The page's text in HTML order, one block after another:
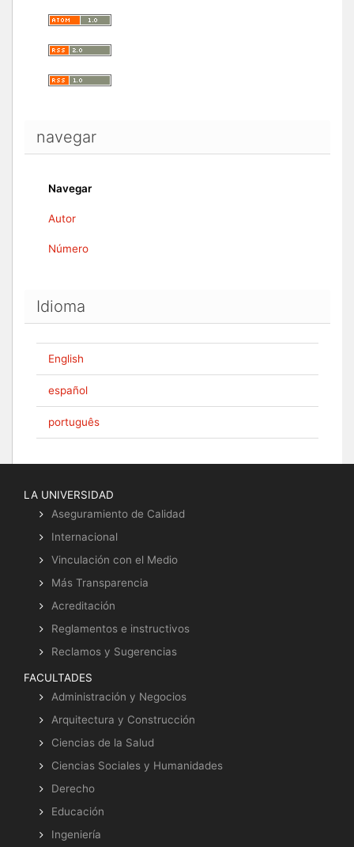
navegar
Navegar
Autor
Número
Idioma
English
español
português
LA UNIVERSIDAD
Aseguramiento de Calidad
Internacional
Vinculación con el Medio
Más Transparencia
Acreditación
Reglamentos e instructivos
Reclamos y Sugerencias
FACULTADES
Administración y Negocios
Arquitectura y Construcción
Ciencias de la Salud
Ciencias Sociales y Humanidades
Derecho
Educación
Ingeniería